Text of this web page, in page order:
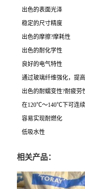
出色的表面光泽
稳定的尺寸精度
出色的摩擦?摩耗性
出色的耐化学性
良好的电气特性
通过玻璃纤维强化，提
出色的耐蠕变性?耐疲劳
在120℃～140℃下可连
容易实现耐燃化
低吸水性
相关产品：